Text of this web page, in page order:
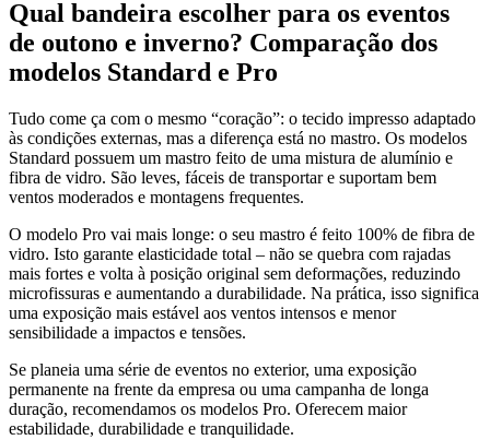
Qual bandeira escolher para os eventos
de outono e inverno? Comparação dos
modelos Standard e Pro
Tudo come ça com o mesmo “coração”: o tecido impresso adaptado
às condições externas, mas a diferença está no mastro. Os modelos
Standard possuem um mastro feito de uma mistura de alumínio e
fibra de vidro. São leves, fáceis de transportar e suportam bem
ventos moderados e montagens frequentes.
O modelo Pro vai mais longe: o seu mastro é feito 100% de fibra de
vidro. Isto garante elasticidade total – não se quebra com rajadas
mais fortes e volta à posição original sem deformações, reduzindo
microfissuras e aumentando a durabilidade. Na prática, isso significa
uma exposição mais estável aos ventos intensos e menor
sensibilidade a impactos e tensões.
Se planeia uma série de eventos no exterior, uma exposição
permanente na frente da empresa ou uma campanha de longa
duração, recomendamos os modelos Pro. Oferecem maior
estabilidade, durabilidade e tranquilidade.